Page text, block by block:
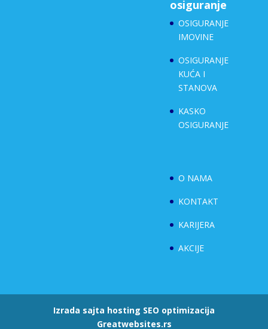
osiguranje
OSIGURANJE
IMOVINE
OSIGURANJE
KUĆA I
STANOVA
KASKO
OSIGURANJE
O NAMA
KONTAKT
KARIJERA
AKCIJE
Izrada sajta hosting SEO optimizacija
Greatwebsites.rs